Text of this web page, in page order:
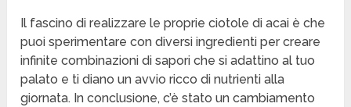
Il fascino di realizzare le proprie ciotole di acai è che
puoi sperimentare con diversi ingredienti per creare
infinite combinazioni di sapori che si adattino al tuo
palato e ti diano un avvio ricco di nutrienti alla
giornata. In conclusione, c’è stato un cambiamento